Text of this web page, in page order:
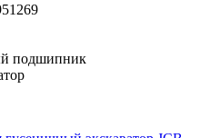
подшипник